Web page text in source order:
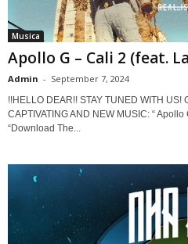
Musica
Apollo G – Cali 2 (feat.
Admin - September 7, 2024
!!HELLO DEAR!! STAY TUNED WITH US!
CAPTIVATING AND NEW MUSIC: “
“Download The...